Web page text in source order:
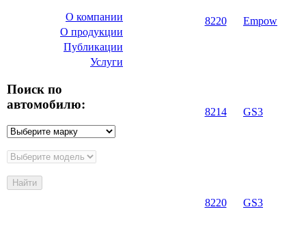
О компании
О продукции
Публикации
Услуги
Поиск по
автомобилю:
8220 Empow
8214 GS3
8220 GS3